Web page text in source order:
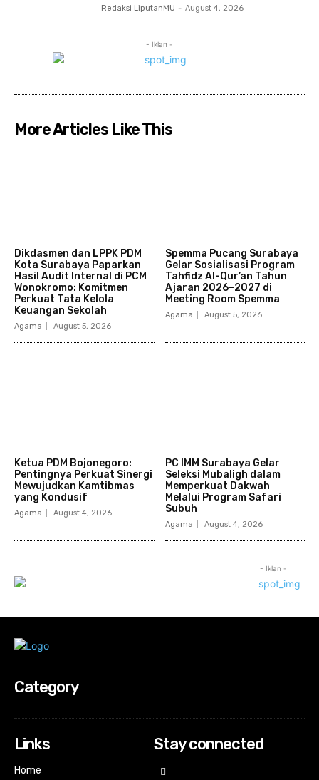
Redaksi LiputanMU - August 4, 2026
- Iklan -
More Articles Like This
Dikdasmen dan LPPK PDM
Kota Surabaya Paparkan
Hasil Audit Internal di PCM
Wonokromo: Komitmen
Perkuat Tata Kelola
Keuangan Sekolah
Agama August 5, 2026
Spemma Pucang Surabaya
Gelar Sosialisasi Program
Tahfidz Al-Qur’an Tahun
Ajaran 2026–2027 di
Meeting Room Spemma
Agama August 5, 2026
Ketua PDM Bojonegoro:
Pentingnya Perkuat Sinergi
Mewujudkan Kamtibmas
yang Kondusif
Agama August 4, 2026
PC IMM Surabaya Gelar
Seleksi Mubaligh dalam
Memperkuat Dakwah
Melalui Program Safari
Subuh
Agama August 4, 2026
- Iklan -
Category
Links
Home
Stay connected